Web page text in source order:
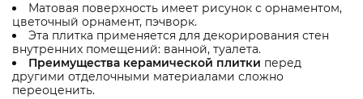
Матовая поверхность имеет рисунок с орнаментом,
цветочный орнамент, пэчворк.
Эта плитка применяется для декорирования стен
внутренних помещений: ванной, туалета.
Преимущества керамической плитки перед
другими отделочными материалами сложно
переоценить.